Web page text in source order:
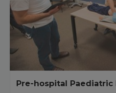
Pre-hospital